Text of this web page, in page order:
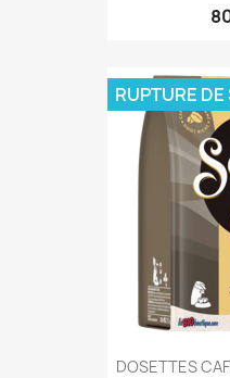
DOSETTES
RUPTURE